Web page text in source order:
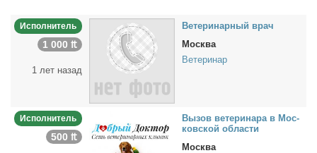
Исполнитель
1 000 ₶
1 лет назад
Ве­те­ри­нар­ный врач
Москва
Ветеринар
Исполнитель
500 ₶
Вы­зов ве­те­ри­на­ра в Мос­
ков­ской об­ла­сти
Москва